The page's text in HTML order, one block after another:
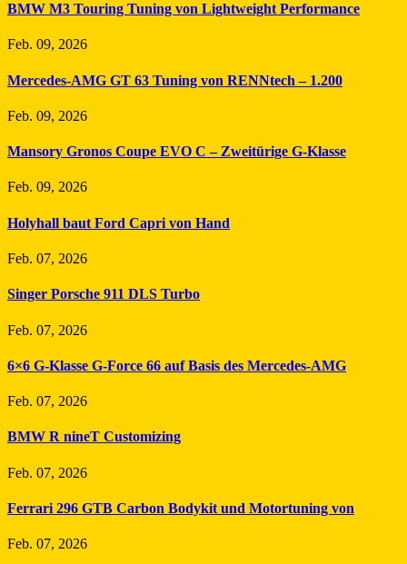
BMW M3 Touring Tuning von Lightweight Performance
Feb. 09, 2026
Mercedes-AMG GT 63 Tuning von RENNtech – 1.200
Feb. 09, 2026
Mansory Gronos Coupe EVO C – Zweitürige G-Klasse
Feb. 09, 2026
Holyhall baut Ford Capri von Hand
Feb. 07, 2026
Singer Porsche 911 DLS Turbo
Feb. 07, 2026
6×6 G-Klasse G-Force 66 auf Basis des Mercedes-AMG
Feb. 07, 2026
BMW R nineT Customizing
Feb. 07, 2026
Ferrari 296 GTB Carbon Bodykit und Motortuning von
Feb. 07, 2026